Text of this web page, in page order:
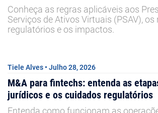
Conheça as regras aplicáveis aos
Serviços de Ativos Virtuais (PSAV), os
regulatórios e os impactos.
Tiele Alves • Julho 28, 2026
M&A para fintechs: entenda as
jurídicos e os cuidados regulatórios
Entenda como funcionam as